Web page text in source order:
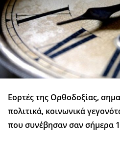
Εορτές της Ορθοδοξίας,
πολιτικά, κοινωνικά
που συνέβησαν σαν σήμερα